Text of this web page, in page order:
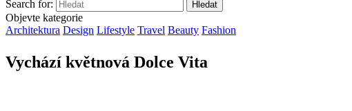
Search for:
Objevte kategorie
Architektura Design Lifestyle Travel Beauty Fashion
Vychází květnová Dolce Vita